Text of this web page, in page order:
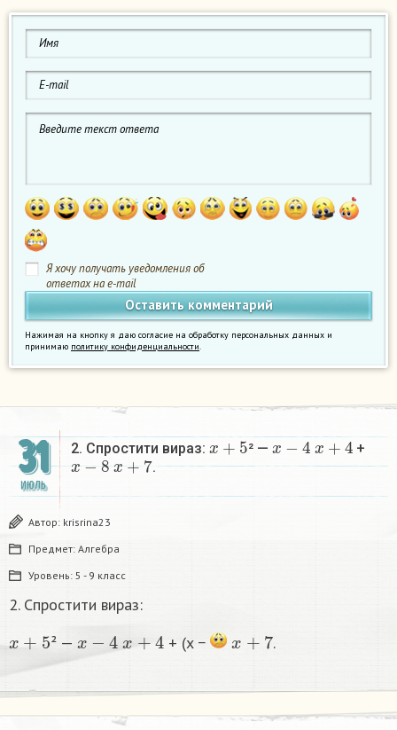
Я хочу получать уведомления об
ответах на e-mail
Нажимая на кнопку я даю согласие на обработку персональных данных и
принимаю политику конфиденциальности
31
ИЮЛЬ
2. Спростити вираз:
x +5
² —
x−4 x+4
+
x−8 x+7
.
Автор: krisrina23
Предмет: Алгебра
Уровень: 5 - 9 класс
2. Спростити вираз:
² — + (x − .